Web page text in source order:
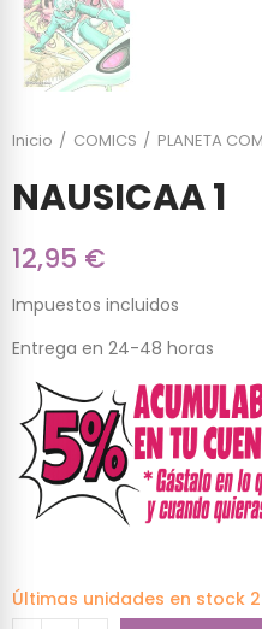
Inicio COMICS PLANETA
NAUSICAA 1
12,95 €
Impuestos incluidos
Entrega en 24-48 horas
Últimas unidades en stock